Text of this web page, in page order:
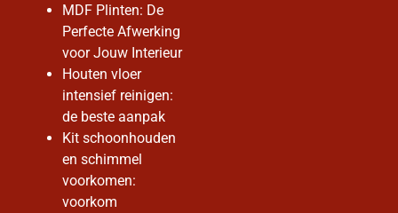
MDF Plinten: De
Perfecte Afwerking
voor Jouw Interieur
Houten vloer
intensief reinigen:
de beste aanpak
Kit schoonhouden
en schimmel
voorkomen:
voorkom